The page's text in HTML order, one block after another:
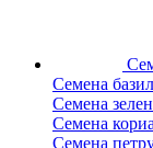
Семена
Семена
Семена
Семена